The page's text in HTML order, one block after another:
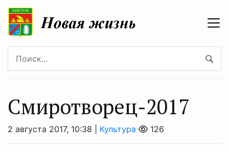
Смиротворец-2017
2 августа 2017, 10:38 | Культура 126